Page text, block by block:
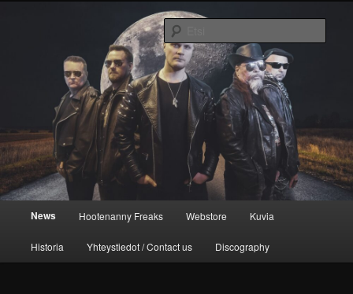
Hootenanny Freaks
Hard Drivin' Rock and Roll Since 1997
News Hootenanny Freaks Webstore Kuvia
Historia Yhteystiedot / Contact us Discography